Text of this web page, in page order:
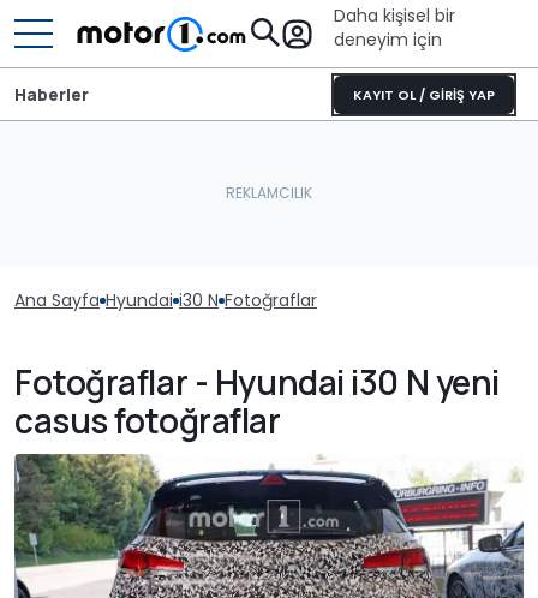
Daha kişisel bir
deneyim için
KAYIT OL / GİRİŞ YAP
Haberler
Ana Sayfa Hyundai i30 N Fotoğraflar
Fotoğraflar - Hyundai i30 N yeni
casus fotoğraflar